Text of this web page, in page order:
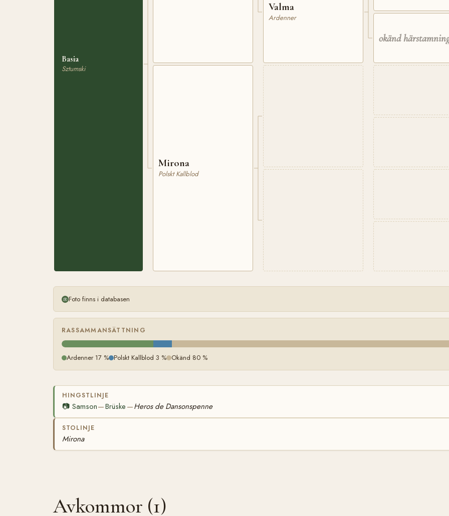
Basia
Sztumski
Mirona
Polskt Kallblod
Valma
Ardenner
okänd
Foto finns i databasen
RASSAMMANSÄTTNING
Ardenner 17 % Polskt Kallblod 3 % Okänd 80 %
HINGSTLINJE
📷 Samson—Brüske —Heros de Dansonspenne
STOLINJE
Mirona
Avkommor (1)